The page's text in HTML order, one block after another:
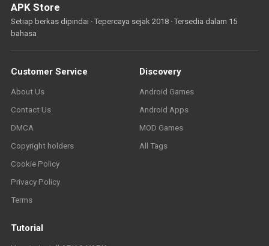
APK Store
Setiap berkas dipindai · Tepercaya sejak 2018 · Tersedia dalam 15
bahasa
Customer Service
About Us
Contact Us
DMCA
Copyright holders
Cookie Policy
Privacy Policy
Terms
Discovery
Android Games
Android Apps
MOD Games
All Tags
Tutorial